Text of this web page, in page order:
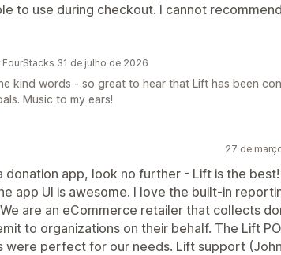
to use during checkout. I cannot
31 de julho de 2026
kind words - so great to hear that Lift has been
Music to my ears!
27 de
donation app, look no further - Lift is the
app UI is awesome. I love the built-in
are an eCommerce retailer that collects
to organizations on their behalf. The Lift
were perfect for our needs. Lift support